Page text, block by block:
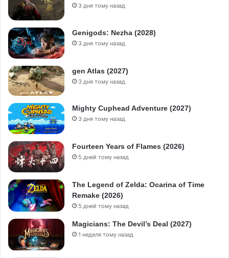
3 дня тому назад
Genigods: Nezha (2028)
3 дня тому назад
gen Atlas (2027)
3 дня тому назад
Mighty Cuphead Adventure (2027)
3 дня тому назад
Fourteen Years of Flames (2026)
5 дней тому назад
The Legend of Zelda: Ocarina of Time
Remake (2026)
5 дней тому назад
Magicians: The Devil’s Deal (2027)
1 неделя тому назад